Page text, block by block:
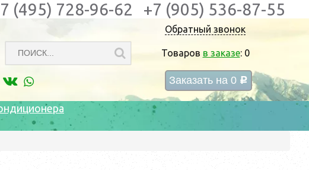
Обратный звонок
Товаров в заказе: 0
Заказать на 0 c
(495) 728-96-62 +7 (905) 536-87-55